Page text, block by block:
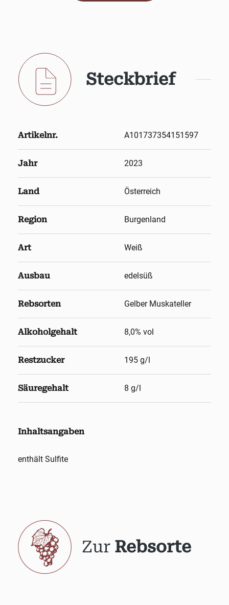
Steckbrief
Artikelnr. A101737354151597
Jahr 2023
Land Österreich
Region Burgenland
Art Weiß
Ausbau edelsüß
Rebsorten Gelber Muskateller
Alkoholgehalt 8,0% vol
Restzucker 195 g/l
Säuregehalt 8 g/l
Inhaltsangaben
enthält Sulfite
Zur Rebsorte